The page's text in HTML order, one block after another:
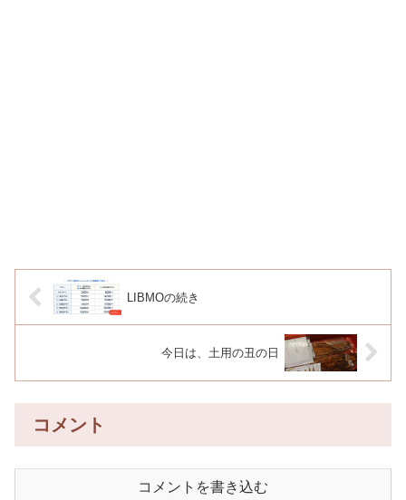
LIBMOの続き
今日は、土用の丑の日
コメント
コメントを書き込む